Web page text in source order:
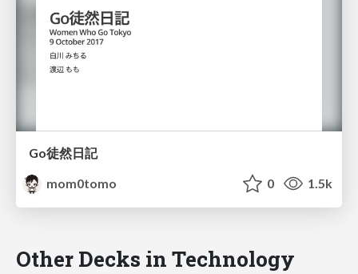
Go徒然日記
mom0tomo
0 1.5k
Other Decks in Technology